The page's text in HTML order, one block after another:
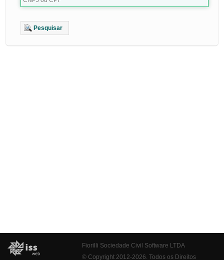
Pesquisar
Fiorilli Sociedade Civil Software LTDA
© Copyright 2012-2026. Todos os Direitos